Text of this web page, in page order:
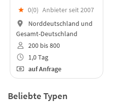
★ 0(0) Anbieter seit 2007
Norddeutschland und
Gesamt-Deutschland
200 bis 800
1,0 Tag
auf Anfrage
Beliebte Typen